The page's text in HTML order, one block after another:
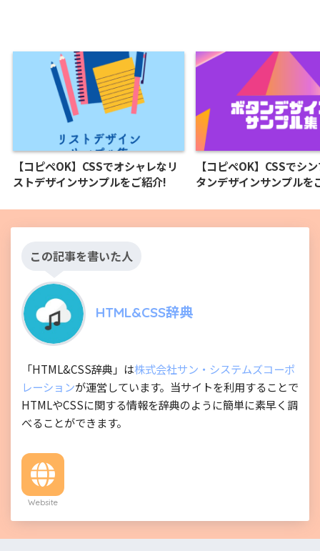
【コピペOK】CSSでオシャレなリ
ストデザインサンプルをご紹介!
【コピペOK】CSSでシ
タンデザインサンプルを
この記事を書いた人
HTML&CSS辞典
「HTML&CSS辞典」は株式会社サン・システムズコーポ
レーションが運営しています。当サイトを利用することで
HTMLやCSSに関する情報を辞典のように簡単に素早く調
べることができます。
Website